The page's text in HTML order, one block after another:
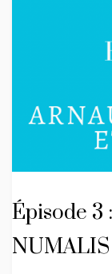
Épisode 3
NUMALIS